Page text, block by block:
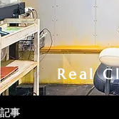
Real
記事